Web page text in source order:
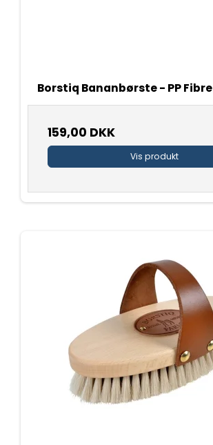
Borstiq Bananbørste - PP Fibre
159,00 DKK
Vis produkt